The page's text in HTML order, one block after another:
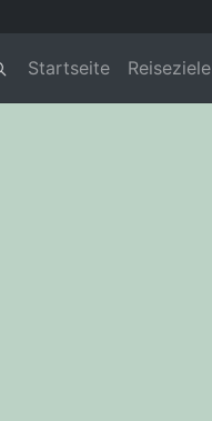
Startseite Reiseziele